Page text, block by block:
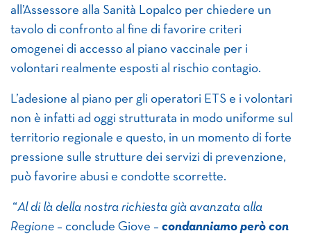
all’Assessore alla Sanità Lopalco per chiedere un
tavolo di confronto al fine di favorire criteri
omogenei di accesso al piano vaccinale per i
volontari realmente esposti al rischio contagio.
L’adesione al piano per gli operatori ETS e i volontari
non è infatti ad oggi strutturata in modo uniforme sul
territorio regionale e questo, in un momento di forte
pressione sulle strutture dei servizi di prevenzione,
può favorire abusi e condotte scorrette.
“Al di là della nostra richiesta già avanzata alla
Regione – conclude Giove – condanniamo però con